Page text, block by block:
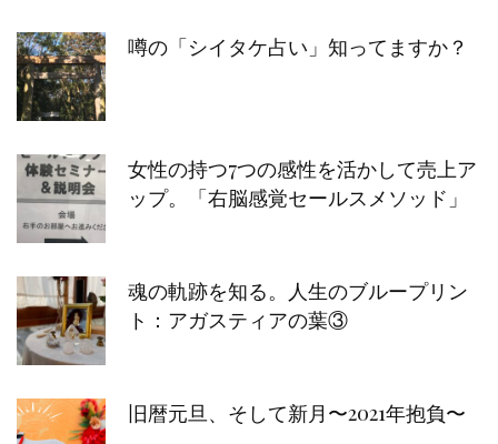
噂の「シイタケ占い」知ってますか？
女性の持つ7つの感性を活かして売上ア
ップ。「右脳感覚セールスメソッド」
魂の軌跡を知る。人生のブループリン
ト：アガスティアの葉③
旧暦元旦、そして新月〜2021年抱負〜